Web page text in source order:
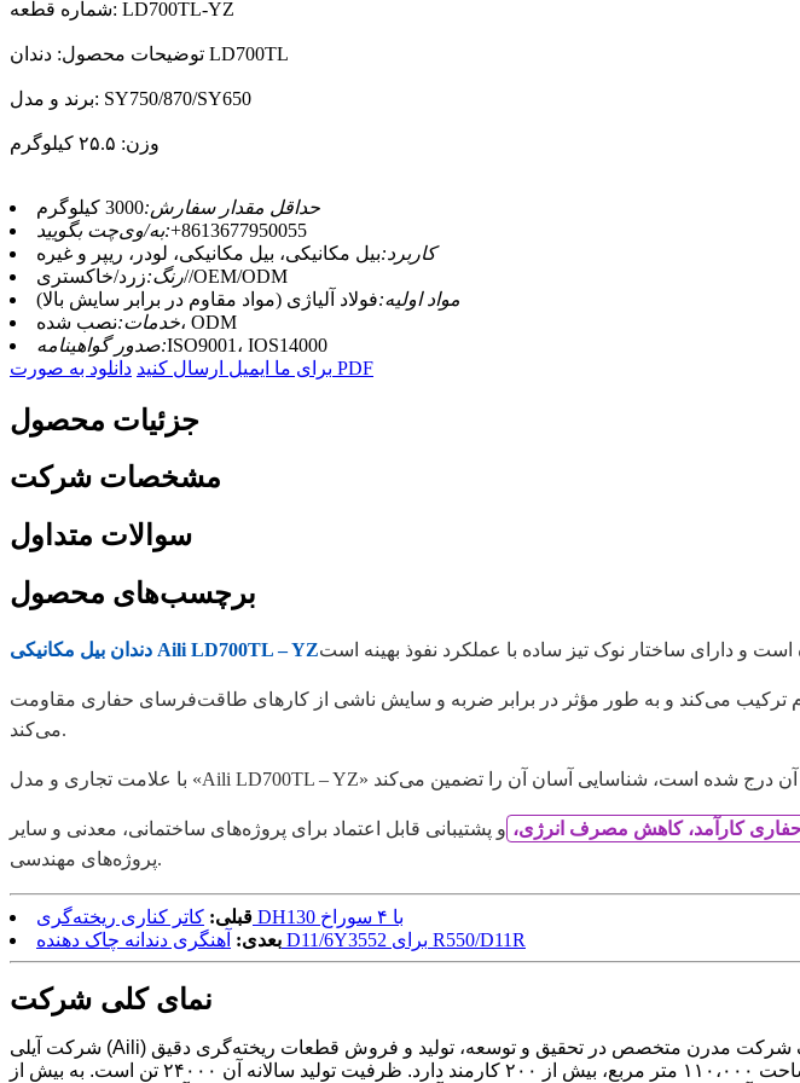
شماره قطعه: LD700TL-YZ
توضیحات محصول: دندان LD700TL
برند و مدل: SY750/870/SY650
وزن: ۲۵.۵ کیلوگرم
حداقل مقدار سفارش:3000 کیلوگرم
به/وی‌چت بگویید:‎+8613677950055‎
کاربرد:بیل مکانیکی، بیل مکانیکی، لودر، ریپر و غیره
رنگ:زرد/خاکستری//OEM/ODM
مواد اولیه:فولاد آلیاژی (مواد مقاوم در برابر سایش بالا)
خدمات:نصب شده، ODM
صدور گواهینامه:ISO9001، IOS14000
برای ما ایمیل ارسال کنید دانلود به صورت PDF
جزئیات محصول
مشخصات شرکت
سوالات متداول
برچسب‌های محصول
دندان بیل مکانیکی Aili LD700TL – YZ
ترکیب می‌کند و به طور مؤثر در برابر ضربه و سایش ناشی از کارهای طاقت‌فرسای حفاری مقاومت
می‌کند.
کارآمد، کاهش مصرف انرژی، و پشتیبانی قابل اعتماد برای پروژه‌های ساختمانی، معدنی و سایر
پروژه‌های مهندسی.
قبلی:
کاتر کناری ریخته‌گری DH130 با ۴ سوراخ
بعدی:
آهنگری دندانه چاک دهنده D11/6Y3552 برای R550/D11R
نمای کلی شرکت
شرکت آیلی (Aili) در شهر زیبای ییچون، استان جیانگشی، در نزدیکی بندر نینگبو و بندر شانگهای واقع شده است. آیلی یک شرکت مدرن متخصص در تحقیق و توسعه، تولید و فروش قطعات ریخته‌گری دقیق
است. آیلی در سال ۱۹۸۰ تأسیس شد و در حال حاضر ۴۰ سال تجربه ریخته‌گری دارد. این شرکت با مساحت ۱۱۰،۰۰۰ متر مربع، بیش از ۲۰۰ کارمند دارد. ظرفیت تولید سالانه آن ۲۴۰۰۰ تن است. به بیش از